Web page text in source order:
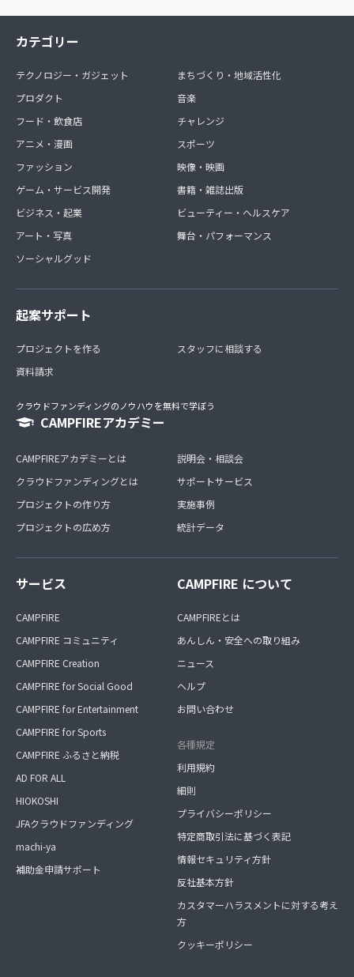
カテゴリー
テクノロジー・ガジェット
プロダクト
フード・飲食店
アニメ・漫画
ファッション
ゲーム・サービス開発
ビジネス・起業
アート・写真
ソーシャルグッド
まちづくり・地域活性化
音楽
チャレンジ
スポーツ
映像・映画
書籍・雑誌出版
ビューティー・ヘルスケア
舞台・パフォーマンス
起案サポート
プロジェクトを作る
資料請求
スタッフに相談する
クラウドファンディングのノウハウを無料で学ぼう
CAMPFIREアカデミー
CAMPFIREアカデミーとは
クラウドファンディングとは
プロジェクトの作り方
プロジェクトの広め方
説明会・相談会
サポートサービス
実施事例
統計データ
サービス
CAMPFIRE
CAMPFIRE コミュニティ
CAMPFIRE Creation
CAMPFIRE for Social Good
CAMPFIRE for Entertainment
CAMPFIRE for Sports
CAMPFIRE ふるさと納税
AD FOR ALL
HIOKOSHI
JFAクラウドファンディング
machi-ya
補助金申請サポート
CAMPFIRE について
CAMPFIREとは
あんしん・安全への取り組み
ニュース
ヘルプ
お問い合わせ
各種規定
利用規約
細則
プライバシーポリシー
特定商取引法に基づく表記
情報セキュリティ方針
反社基本方針
カスタマーハラスメントに対する考え
方
クッキーポリシー